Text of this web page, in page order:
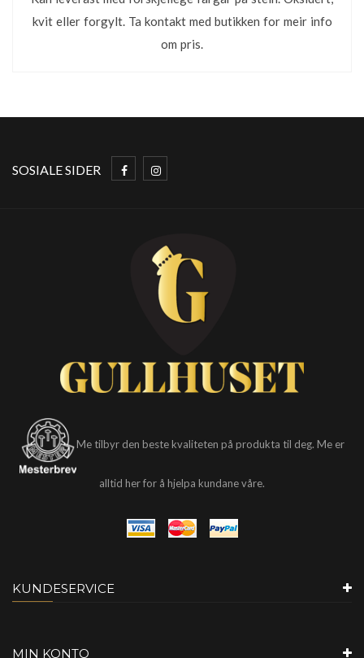
kvit eller forgylt. Ta kontakt med butikken for meir info
om pris.
SOSIALE SIDER
Me tilbyr den beste kvaliteten på produkta til deg. Me er
alltid her for å hjelpa kundane våre.
KUNDESERVICE
MIN KONTO